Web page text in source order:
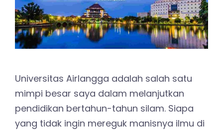
Universitas Airlangga adalah salah satu
mimpi besar saya dalam melanjutkan
pendidikan bertahun-tahun silam. Siapa
yang tidak ingin mereguk manisnya ilmu di